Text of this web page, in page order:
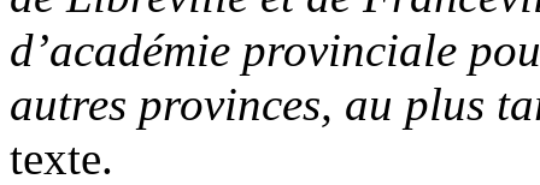
d’académie provinciale
autres provinces, au plus
texte.